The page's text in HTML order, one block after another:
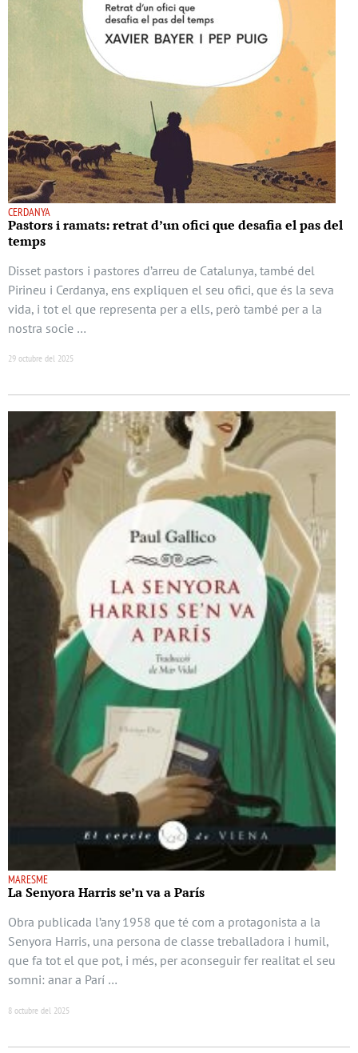
CERDANYA
Pastors i ramats: retrat d’un ofici que desafia el pas del
temps
Disset pastors i pastores d’arreu de Catalunya, també del
Pirineu i Cerdanya, ens expliquen el seu ofici, que és la seva
vida, i tot el que representa per a ells, però també per a la
nostra socie …
29 octubre del 2025
MARESME
La Senyora Harris se’n va a París
Obra publicada l’any 1958 que té com a protagonista a la
Senyora Harris, una persona de classe treballadora i humil,
que fa tot el que pot, i més, per aconseguir fer realitat el seu
somni: anar a Parí …
8 octubre del 2025